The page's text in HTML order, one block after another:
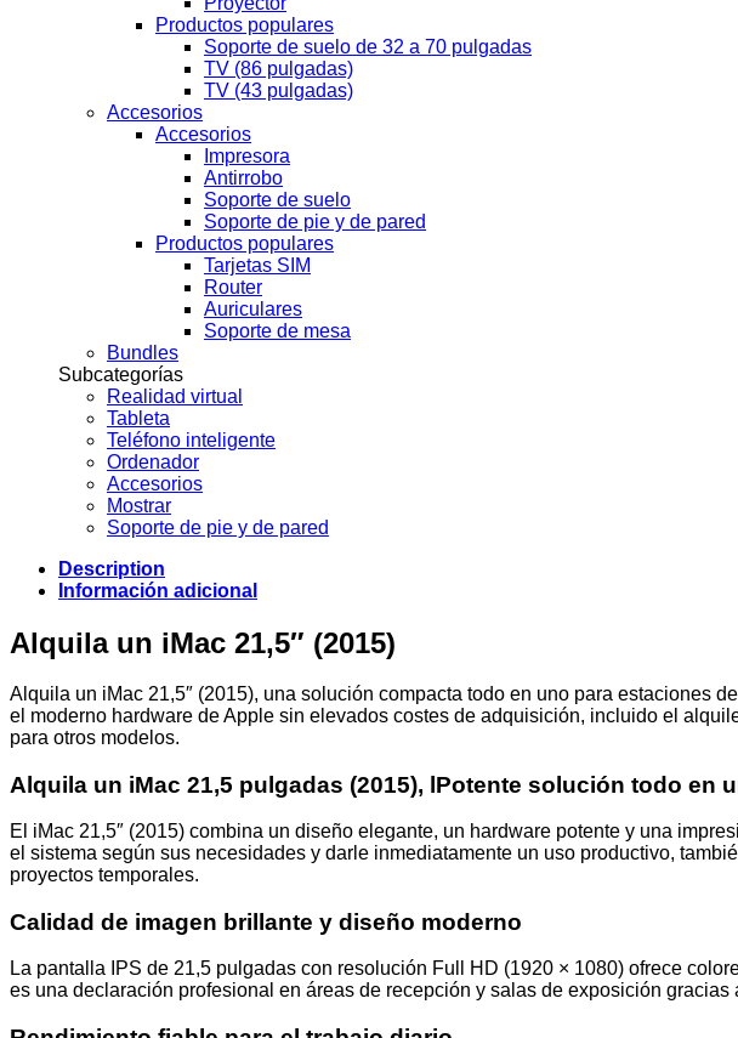
Productos populares
Soporte de suelo de 32 a 70 pulgadas
TV (86 pulgadas)
TV (43 pulgadas)
Accesorios
Accesorios
Impresora
Antirrobo
Soporte de suelo
Soporte de pie y de pared
Productos populares
Tarjetas SIM
Router
Auriculares
Soporte de mesa
Bundles
Subcategorías
Realidad virtual
Tableta
Teléfono inteligente
Ordenador
Accesorios
Mostrar
Soporte de pie y de pared
Description
Información adicional
Alquila un iMac 21,5″ (2015)
Alquila un iMac 21,5″ (2015), una solución compacta todo en uno para estaciones
el moderno hardware de Apple sin elevados costes de adquisición, incluido el
para otros modelos.
Alquila un iMac 21,5 pulgadas (2015), lPotente solución todo en
El iMac 21,5″ (2015) combina un diseño elegante, un hardware potente y una
el sistema según sus necesidades y darle inmediatamente un uso productivo,
proyectos temporales.
Calidad de imagen brillante y diseño moderno
La pantalla IPS de 21,5 pulgadas con resolución Full HD (1920 × 1080) ofrece
es una declaración profesional en áreas de recepción y salas de exposición